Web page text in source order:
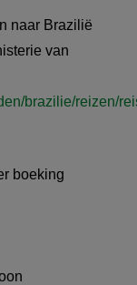
naar Brazilië
van
brazilie/reizen/
boeking